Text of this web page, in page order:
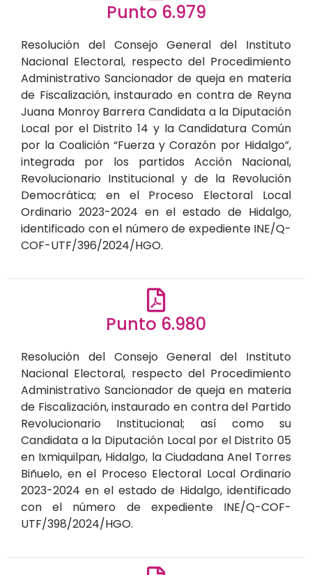
Punto 6.979
Resolución del Consejo General del Instituto
Nacional Electoral, respecto del Procedimiento
Administrativo Sancionador de queja en materia
de Fiscalización, instaurado en contra de Reyna
Juana Monroy Barrera Candidata a la Diputación
Local por el Distrito 14 y la Candidatura Común
por la Coalición “Fuerza y Corazón por Hidalgo”,
integrada por los partidos Acción Nacional,
Revolucionario Institucional y de la Revolución
Democrática; en el Proceso Electoral Local
Ordinario 2023-2024 en el estado de Hidalgo,
identificado con el número de expediente INE/Q-
COF-UTF/396/2024/HGO.
Punto 6.980
Resolución del Consejo General del Instituto
Nacional Electoral, respecto del Procedimiento
Administrativo Sancionador de queja en materia
de Fiscalización, instaurado en contra del Partido
Revolucionario Institucional; así como su
Candidata a la Diputación Local por el Distrito 05
en Ixmiquilpan, Hidalgo, la Ciudadana Anel Torres
Biñuelo, en el Proceso Electoral Local Ordinario
2023-2024 en el estado de Hidalgo, identificado
con el número de expediente INE/Q-COF-
UTF/398/2024/HGO.